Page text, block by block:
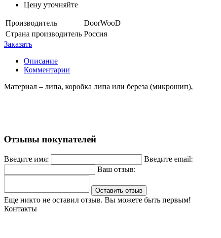
Цену уточняйте
Производитель
DoorWooD
Страна производитель Россия
Заказать
Описание
Комментарии
Материал – липа, коробка липа или береза (микрошип),
Отзывы покупателей
Введите имя:
Введите email:
Ваш отзыв:
Оставить отзыв
Еще никто не оставил отзыв. Вы можете быть первым!
Контакты